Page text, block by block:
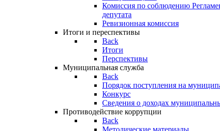
Комиссия по соблюдению
депутата
Ревизионная комиссия
Итоги и переспективы
Back
Итоги
Перспективы
Муниципальная служба
Back
Порядок поступления на
Конкурс
Сведения о доходах
Противодействие коррупции
Back
Методические материалы